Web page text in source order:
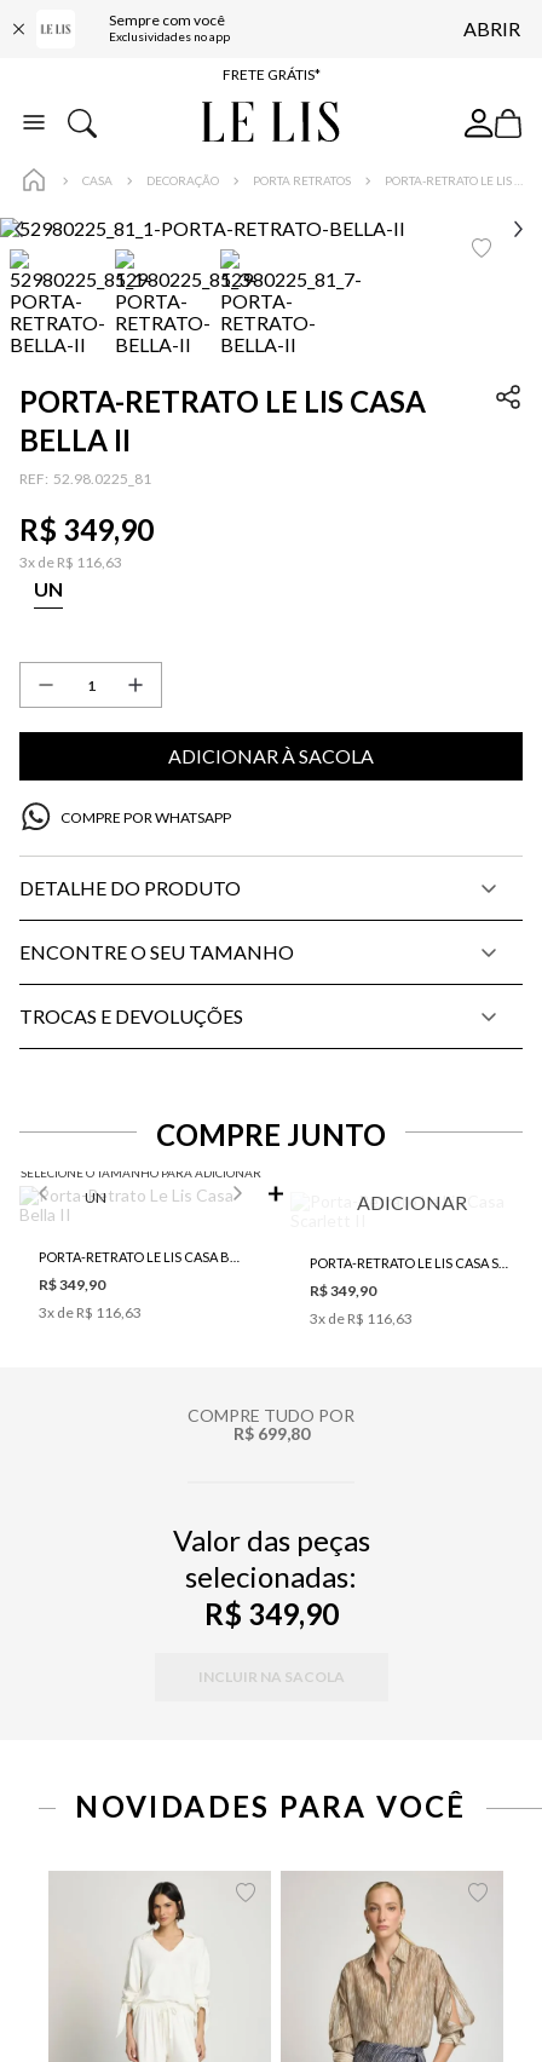
Sempre com você
Exclusividades no app ABRIR
FRETE GRÁTIS*
10% OFF NA PRIMEIRA COMPRA*
COMPRE ONLINE E RETIRE EM LOJA*
FRETE GRÁTIS*
BAIXE O APP
10% OFF NA PRIMEIRA COMPRA*
CASA DECORAÇÃO PORTA RETRATOS
PORTA-RETRATO LE LIS CASA
BELLA II
: 52.98.0225_81
R$ 349,90
3x de R$ 116,63
UN
ADICIONAR À SACOLA
COMPRE POR WHATSAPP
DETALHE DO PRODUTO
ENCONTRE O SEU TAMANHO
TROCAS E DEVOLUÇÕES
COMPRE JUNTO
SELECIONE O TAMANHO PARA ADICIONAR
UN
R$ 349,90
3x de R$ 116,63
ADICIONAR
R$ 349,90
3x de R$ 116,63
COMPRE TUDO POR
R$ 699,80
Valor das peças
selecionadas:
R$ 349,90
INCLUIR NA SACOLA
NOVIDADES PARA VOCÊ